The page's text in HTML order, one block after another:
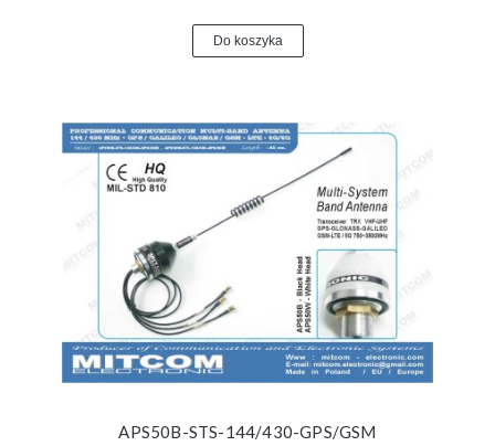
Do koszyka
APS50B-STS-144/430-GPS/GSM